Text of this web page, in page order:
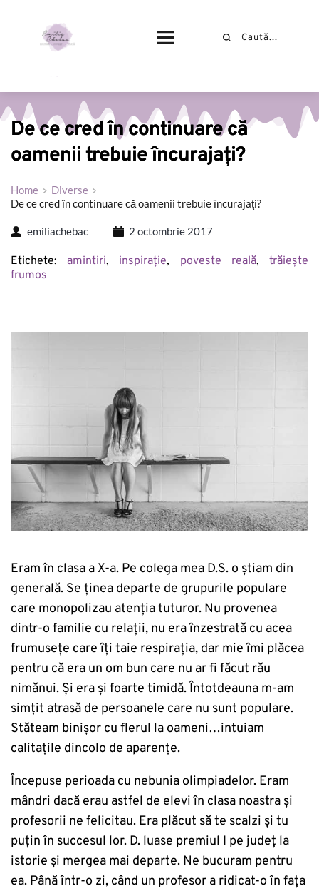
De ce cred în continuare că
oamenii trebuie încurajaţi?
Home
Diverse
De ce cred în continuare că oamenii trebuie încurajaţi?
emiliachebac 2 octombrie 2017
Etichete: amintiri, inspirație, poveste reală, trăiește
frumos
Eram în clasa a X-a. Pe colega mea D.S. o știam din
generală. Se ținea departe de grupurile populare
care monopolizau atenția tuturor. Nu provenea
dintr-o familie cu relații, nu era înzestrată cu acea
frumusețe care îți taie respirația, dar mie îmi plăcea
pentru că era un om bun care nu ar fi făcut rău
nimănui. Și era și foarte timidă. Întotdeauna m-am
simțit atrasă de persoanele care nu sunt populare.
Stăteam binișor cu flerul la oameni…intuiam
calitațile dincolo de aparențe.
Începuse perioada cu nebunia olimpiadelor. Eram
mândri dacă erau astfel de elevi în clasa noastra și
profesorii ne felicitau. Era plăcut să te scalzi și tu
puţin în succesul lor. D. luase premiul I pe județ la
istorie și mergea mai departe. Ne bucuram pentru
ea. Până într-o zi, când un profesor a ridicat-o în faţa